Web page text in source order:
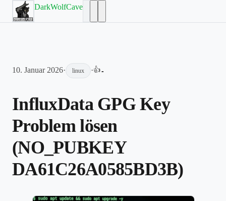
DarkWolfCave
10. Januar 2026· linux ·👍-
InfluxData GPG Key
Problem lösen
(NO_PUBKEY
DA61C26A0585BD3B)